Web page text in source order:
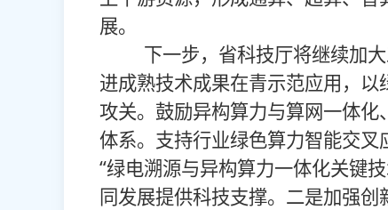
展。
下一步，省科技厅将继续加
进成熟技术成果在青示范应用，
攻关。鼓励异构算力与算网一体
体系。支持行业绿色算力智能交
“绿电溯源与异构算力一体化关键
同发展提供科技支撑。二是加强